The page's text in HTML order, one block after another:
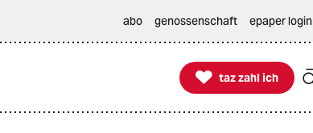
abo genossenschaft epaper login

taz zahl ich
taz zahl ich